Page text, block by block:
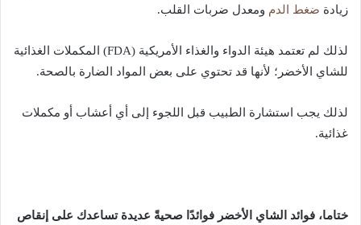
زيادة ضغط الدم ومعدل ضربات القلب.
لذلك لم تعتمد هيئة الدواء والغذاء الأمريكية (FDA) المكملات الغذائية
للشاي الأخضر؛ لأنها قد تحتوي على بعض المواد الضارة بالصحة.
لذلك يجب استشارة الطبيب قبل اللجوء إلى أي أعشاب أو مكملات
غذائية.
ختاما، فوائد الشاي الأخضر فوائدًا صحيةً عديدة تساعدك على إنقاص